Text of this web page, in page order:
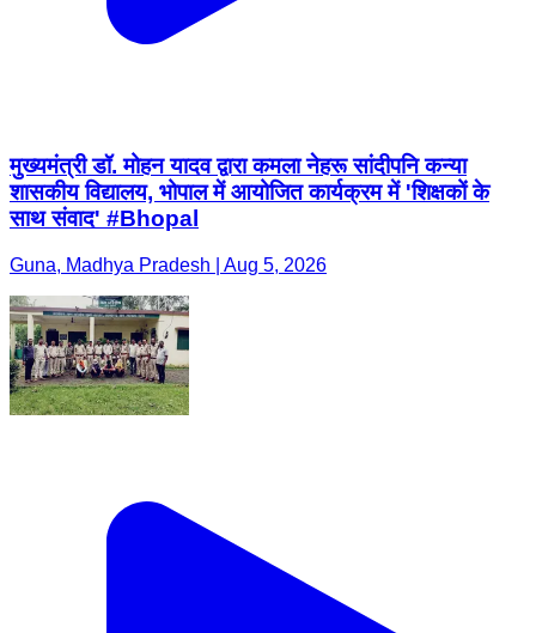
मुख्यमंत्री डॉ. मोहन यादव द्वारा कमला नेहरू सांदीपनि कन्या
शासकीय विद्यालय, भोपाल में आयोजित कार्यक्रम में 'शिक्षकों के
साथ संवाद' #Bhopal
Guna, Madhya Pradesh | Aug 5, 2026